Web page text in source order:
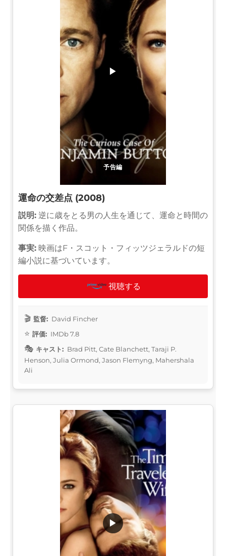
予告編
▶
運命の交差点 (2008)
説明: 逆に歳をとる男の人生を通じて、運命と時間の
関係を描く作品。
事実: 映画はF・スコット・フィッツジェラルドの短
編小説に基づいています。
視聴する
監督: David Fincher
評価: IMDb 7.8
キャスト: Brad Pitt, Cate Blanchett, Taraji P.
Henson, Julia Ormond, Jason Flemyng, Mahershala
Ali
▶